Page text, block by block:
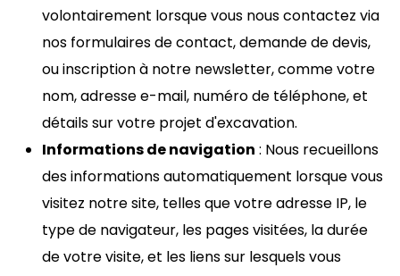
volontairement lorsque vous nous contactez via
nos formulaires de contact, demande de devis,
ou inscription à notre newsletter, comme votre
nom, adresse e-mail, numéro de téléphone, et
détails sur votre projet d'excavation.
Informations de navigation : Nous recueillons
des informations automatiquement lorsque vous
visitez notre site, telles que votre adresse IP, le
type de navigateur, les pages visitées, la durée
de votre visite, et les liens sur lesquels vous